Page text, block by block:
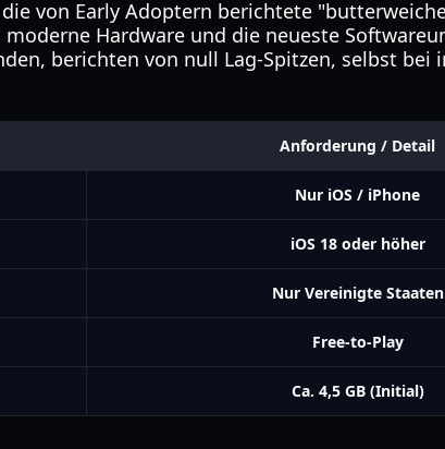
von Early Adoptern berichtete
Hardware und die neueste
berichten von null Lag-Spitzen, selbst bei
Anforderung / Detail
Nur iOS / iPhone
iOS 18 oder höher
Nur Vereinigte Staaten
Free-to-Play
Ca. 4,5 GB (Initial)